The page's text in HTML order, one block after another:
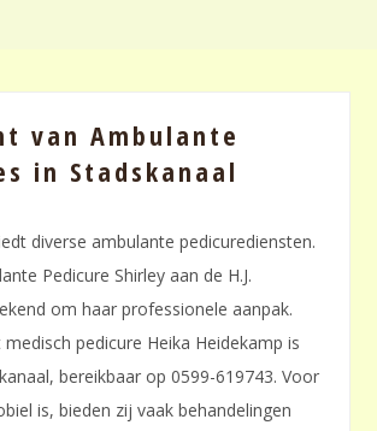
van Ambulante
in Stadskanaal
diverse ambulante pedicurediensten.
Pedicure Shirley aan de H.J.
om haar professionele aanpak.
pedicure Heika Heidekamp is
bereikbaar op 0599-619743. Voor
is, bieden zij vaak behandelingen